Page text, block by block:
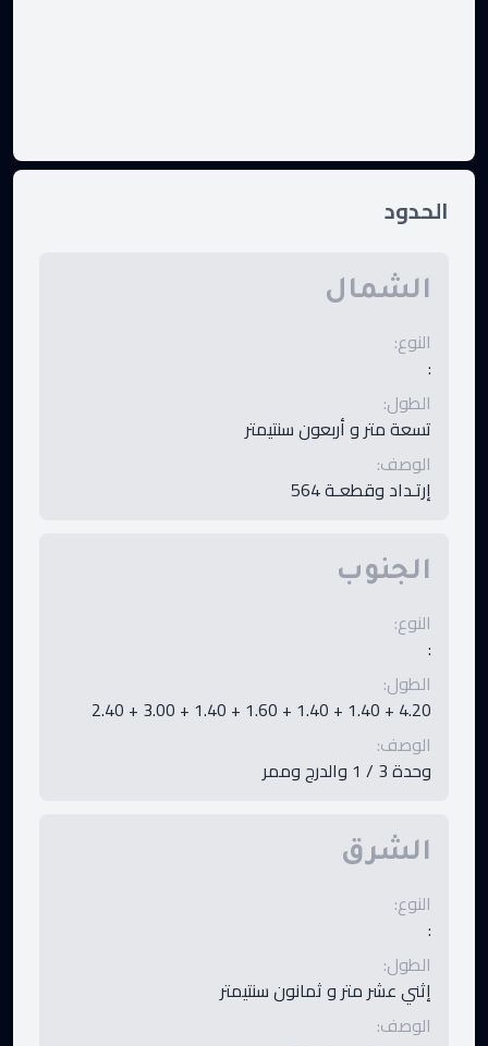
الحدود
الشمال
النوع:
:
الطول:
تسعة متر و أربعون سنتيمتر
الوصف:
إرتـداد وقطعـة 564
الجنوب
النوع:
:
الطول:
4.20 + 1.40 + 1.40 + 1.60 + 1.40 + 3.00 + 2.40
الوصف:
وحدة 3 / 1 والدرج وممر
الشرق
النوع:
:
الطول:
إثني عشر متر و ثمانون سنتيمتر
الوصف: